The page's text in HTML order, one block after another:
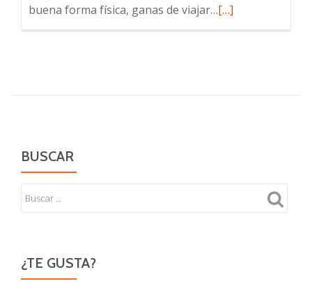
buena forma física, ganas de viajar…Leer
banderas
[…]
BUSCAR
¿TE GUSTA?